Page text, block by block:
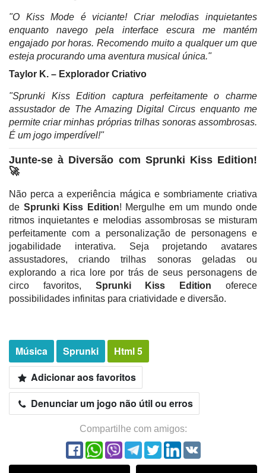
"O Kiss Mode é viciante! Criar melodias inquietantes
enquanto navego pela interface escura me mantém
engajado por horas. Recomendo muito a qualquer um que
esteja procurando uma aventura musical única."
Taylor K. – Explorador Criativo
"Sprunki Kiss Edition captura perfeitamente o charme
assustador de The Amazing Digital Circus enquanto me
permite criar minhas próprias trilhas sonoras assombrosas.
É um jogo imperdível!"
Junte-se à Diversão com Sprunki Kiss Edition!
🚀
Não perca a experiência mágica e sombriamente criativa
de Sprunki Kiss Edition! Mergulhe em um mundo onde
ritmos inquietantes e melodias assombrosas se misturam
perfeitamente com a personalização de personagens e
jogabilidade interativa. Seja projetando avatares
assustadores, criando trilhas sonoras geladas ou
explorando a rica lore por trás de seus personagens de
circo favoritos, Sprunki Kiss Edition oferece
possibilidades infinitas para criatividade e diversão.
Música Sprunki
Html 5
Adicionar aos favoritos
Denunciar um jogo não útil ou erros
Compartilhe com amigos: